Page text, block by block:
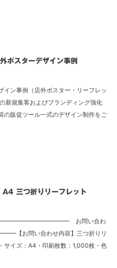
ポスターデザイン事例
ン事例（店外ポスター・リーフレッ
新規集客およびブランディング強化
の販促ツール一式のデザイン制作をご
A4 三つ折りリーフレット
お問い合わ
問い合わせ内容】三つ折りリ
サイズ：A4・印刷枚数：1,000枚・色